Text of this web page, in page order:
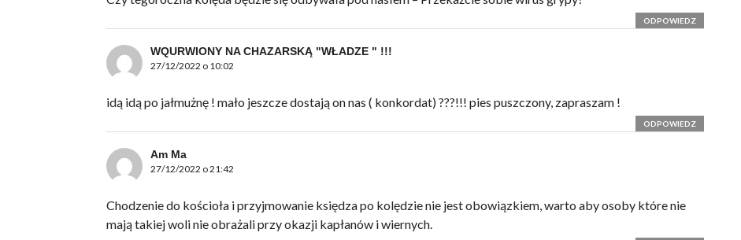
ODPOWIEDZ
WQURWIONY NA CHAZARSKĄ "WŁADZE " !!!
27/12/2022 o 10:02
idą idą po jałmużnę ! mało jeszcze dostają on nas ( konkordat) ???!!! pies puszczony, zapraszam !
ODPOWIEDZ
Am Ma
27/12/2022 o 21:42
Chodzenie do kościoła i przyjmowanie księdza po kolędzie nie jest obowiązkiem, warto aby osoby które nie
mają takiej woli nie obrażali przy okazji kapłanów i wiernych.